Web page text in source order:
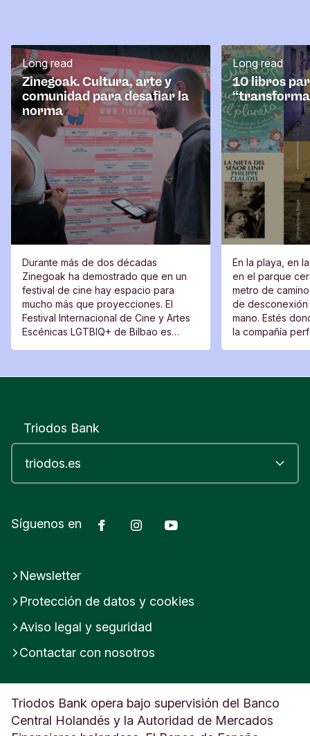
r
i
oZinegoak. Cultura, arte y
comunidad para desafiar la
norma
Long read
Durante más de dos décadas
Zinegoak ha demostrado que en un
festival de cine hay espacio para
mucho más que proyecciones. El
Festival Internacional de Cine y Artes
Escénicas LGTBIQ+ de Bilbao es
10 libros
Long read
En la playa, en
en el parque
metro de
de
mano. Estés
la compañía
Triodos Bank
Síguenos en FacebookInstagram
Newsletter
Protección de datos y cookies
Aviso legal y seguridad
Contactar con nosotros
Triodos Bank opera bajo supervisión del Banco
Central Holandés y la Autoridad de Mercados